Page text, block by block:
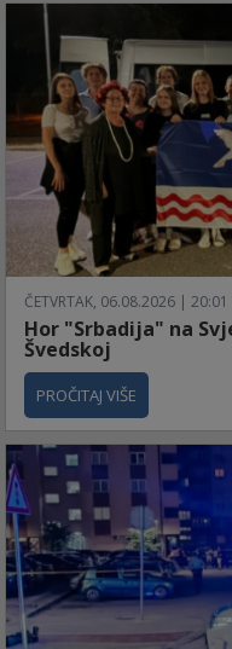
ČETVRTAK, 06.08.2026 | 20:01
Hor "Srbadija" na
Švedskoj
PROČITAJ VIŠE